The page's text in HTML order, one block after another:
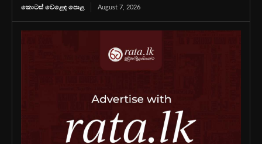
කොටස් වෙළෙඳ පොළ August 7, 2026